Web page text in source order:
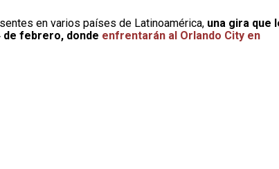
en varios países de Latinoamérica, una gira que
de febrero, donde enfrentarán al Orlando City en